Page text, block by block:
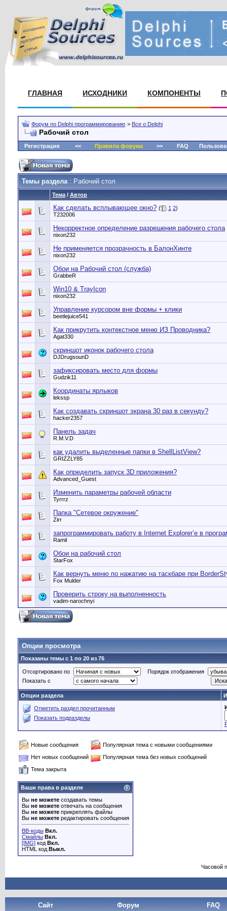
ГЛАВНАЯ ИСХОДНИКИ КОМПОНЕНТЫ
Форум по Delphi программированию > Все о Delphi
Рабочий стол
Регистрация << Правила форума>> FAQ
Темы раздела: Рабочий стол
Тема / Автор
Как сделать всплывающее окно? ( 1 2)
T232006
Некорректное определение разрешения рабочего стола
nixon232
Не применяется прозрачность в БалонХинте
nixon232
Обои на Рабочий стол (служба)
GrabbeR
Win10 & TrayIcon
nixon232
Управление курсором вне формы + клики
beetlejuice541
Как прикрутить контекстное меню ИЗ Проводника?
Agat330
скриншот иконок рабочего стола
DJDrugsounD
зафиксировать место для формы
Gudzik11
Координаты ярлыков
lekssp
Как создавать скриншот экрана 30 раз в секунду?
hacker2357
Панель задач
R.M.V.D
как удалить выделенные папки в ShellListView?
GRIZZLY85
Как определить запуск 3D приложения?
Advanced_Guest
Изменить параметры рабочей области
Tyrrrz
Папка "Сетевое окружение"
Zirr
запрограммировать работу в Internet Explorer’е в
Ramil
Обои на рабочий стол
StarFox
Как вернуть меню по нажатию на таскбаре при
Fox Mulder
Проверить строку на выполненность
vadim-narochnyi
Опции просмотра
Показаны темы с 1 по 20 из 76
Отсортировано по
Порядок отображения
Показать с
Опции раздела
Отметить раздел прочитанным
Показать подразделы
Новые сообщения
Популярная тема с новыми сообщениями
Нет новых сообщений
Популярная тема без новых сообщений
Тема закрыта
Ваши права в разделе
Вы не можете создавать темы
Вы не можете отвечать на сообщения
Вы не можете прикреплять файлы
Вы не можете редактировать сообщения
BB-коды Вкл.
Смайлы Вкл.
[IMG] код Вкл.
HTML код Выкл.
Часовой
Сайт Форум FAQ